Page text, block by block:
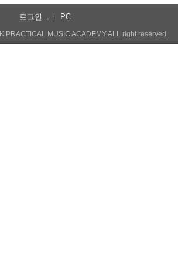
로그인... PC
PRACTICAL MUSIC ACADEMY ALL right reserved.